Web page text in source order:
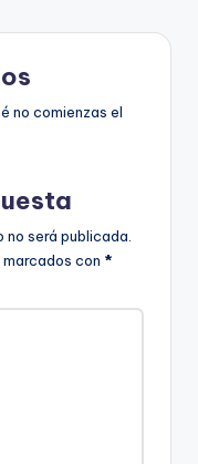
no comienzas el
será publicada.
con *